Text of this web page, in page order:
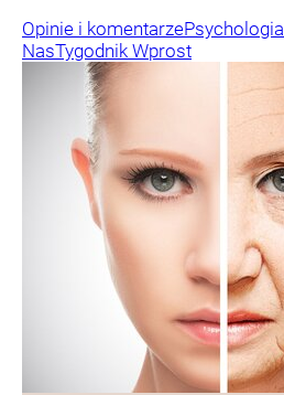
Opinie i komentarzePsychologia
NasTygodnik Wprost